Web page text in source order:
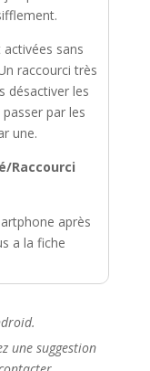
sans
raccourci très
désactiver les
par les
une.
Raccourci
après
a la fiche
une suggestion